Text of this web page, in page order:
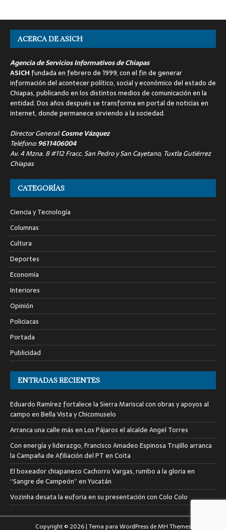
ACERCA DE ASICH
Agencia de Servicios Informativos de Chiapas
ASICH fundada en febrero de 1999, con el fin de generar
información del acontecer político, social y económico del estado de
Chiapas, publicando en los distintos medios de comunicación en la
entidad. Dos años después se transforma en portal de noticias en
internet, donde permanece sirviendo a la sociedad.
Director General:Cosme Vázquez
Teléfono:9611406004
Av. 4 Mzna. 8 #112 Fracc. San Pedro y San Cayetano, Tuxtla Gutiérrez
Chiapas
CATEGORÍAS
Ciencia y Tecnología
Columnas
Cultura
Deportes
Economía
Interiores
Opinión
Policiacas
Portada
Publicidad
ENTRADAS RECIENTES
Eduardo Ramírez fortalece la Sierra Mariscal con obras y apoyos al
campo en Bella Vista y Chicomuselo
Arranca una calle más en Los Pájaros el alcalde Angel Torres
Con energía y liderazgo, Francisco Amadeo Espinosa Trujillo arranca
la Campaña de Afiliación del PT en Coita
El boxeador chiapaneco Cachorro Vargas, rumbo a la gloria en
“Sangre de Campeón” en Yucatán
Vozinha desata la euforia en su presentación con Colo Colo
Copyright © 2026 | Tema para WordPress deMH Themes